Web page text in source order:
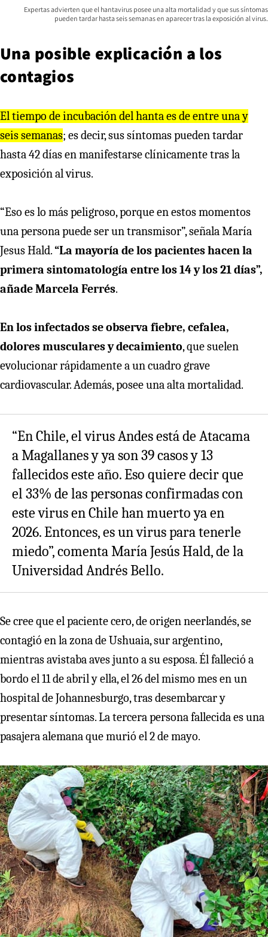
Expertas advierten que el hantavirus posee una alta mortalidad y que sus síntomas
pueden tardar hasta seis semanas en aparecer tras la exposición al virus.
Una posible explicación a los
contagios
El tiempo de incubación del hanta es de entre una y
seis semanas; es decir, sus síntomas pueden tardar
hasta 42 días en manifestarse clínicamente tras la
exposición al virus.
“Eso es lo más peligroso, porque en estos momentos
una persona puede ser un transmisor”, señala María
Jesus Hald.“La mayoría de los pacientes hacen la
primera sintomatología entre los 14 y los 21 días”,
añade Marcela Ferrés.
En los infectados se observa fiebre, cefalea,
dolores musculares y decaimiento, que suelen
evolucionar rápidamente a un cuadro grave
cardiovascular. Además, posee una alta mortalidad.
“En Chile, el virus Andes está de Atacama
a Magallanes y ya son 39 casos y 13
fallecidos este año. Eso quiere decir que
el 33% de las personas confirmadas con
este virus en Chile han muerto ya en
2026. Entonces, es un virus para tenerle
miedo”, comenta María Jesús Hald, de la
Universidad Andrés Bello.
Se cree que el paciente cero, de origen neerlandés, se
contagió en la zona de Ushuaia, sur argentino,
mientras avistaba aves junto a su esposa. Él falleció a
bordo el 11 de abril y ella, el 26 del mismo mes en un
hospital de Johannesburgo, tras desembarcar y
presentar síntomas. La tercera persona fallecida es una
pasajera alemana que murió el 2 de mayo.